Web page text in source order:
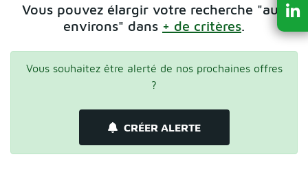
Vous pouvez élargir votre recherche "aux
environs" dans + de critères.
Vous souhaitez être alerté de nos prochaines offres
?
CRÉER ALERTE